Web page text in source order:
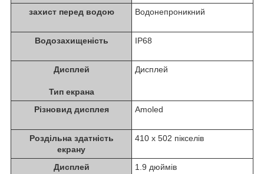
захист перед водою Водонепроникний
Водозахищеність IP68
Дисплей
Тип екрана
Дисплей
Різновид дисплея Amoled
Роздільна здатність
екрану
410 x 502 пікселів
Дисплей 1.9 дюймів